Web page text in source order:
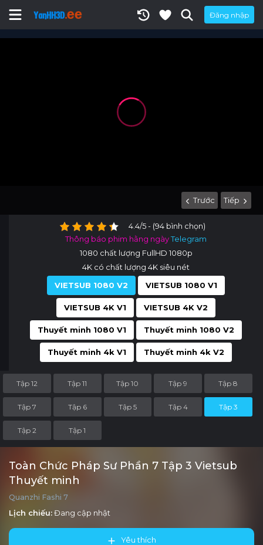
Đăng nhập
Trước Tiếp
4.4/5 - (94 bình chọn)
Thông báo phim hằng ngàyTelegram
1080 chất lượng FullHD 1080p
4K có chất lượng 4K siêu nét
VIETSUB 1080 V2
VIETSUB 1080 V1
VIETSUB 4K V1 VIETSUB 4K V2
Thuyết minh 1080 V1 Thuyết minh 1080 V2
Thuyết minh 4k V1 Thuyết minh 4k V2
Tập 12 Tập 11 Tập 10 Tập 9 Tập 8
Tập 7 Tập 6 Tập 5 Tập 4 Tập 3
Tập 2 Tập 1
Toàn Chức Pháp Sư Phần 7 Tập 3 Vietsub
Thuyết minh
Quanzhi Fashi 7
Lịch chiếu:Đang cập nhật
Yêu thích